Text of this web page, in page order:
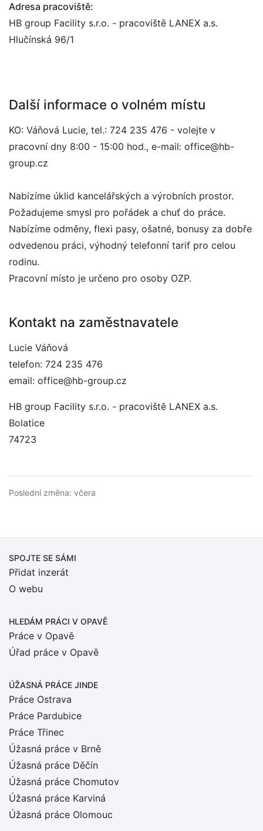
Adresa pracoviště:
HB group Facility s.r.o. - pracoviště LANEX a.s.
Hlučínská 96/1
Další informace o volném místu
KO: Váňová Lucie, tel.: 724 235 476 - volejte v
pracovní dny 8:00 - 15:00 hod., e-mail: office@hb-
group.cz
Nabízíme úklid kancelářských a výrobních prostor.
Požadujeme smysl pro pořádek a chuť do práce.
Nabízíme odměny, flexi pasy, ošatné, bonusy za dobře
odvedenou práci, výhodný telefonní tarif pro celou
rodinu.
Pracovní místo je určeno pro osoby OZP.
Kontakt na zaměstnavatele
Lucie Váňová
telefon: 724 235 476
email: office@hb-group.cz
HB group Facility s.r.o. - pracoviště LANEX a.s.
Bolatice
74723
Poslední změna: včera
SPOJTE SE SÁMI
Přidat inzerát
O webu
HLEDÁM PRÁCI V OPAVĚ
Práce v Opavě
Úřad práce v Opavě
ÚŽASNÁ PRÁCE JINDE
Práce Ostrava
Práce Pardubice
Práce Třinec
Úžasná práce v Brně
Úžasná práce Děčín
Úžasná práce Chomutov
Úžasná práce Karviná
Úžasná práce Olomouc